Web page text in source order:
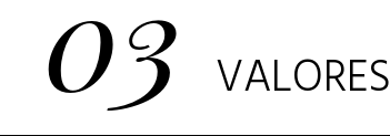
03 VALORES